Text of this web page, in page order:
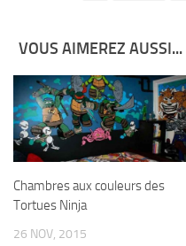
VOUS AIMEREZ AUSSI...
Chambres aux couleurs des
Tortues Ninja
26 NOV, 2015